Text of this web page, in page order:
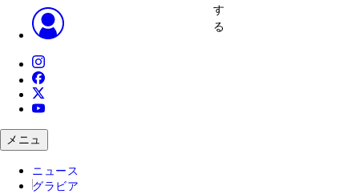
す
る
メニュ
ニュース
グラビア